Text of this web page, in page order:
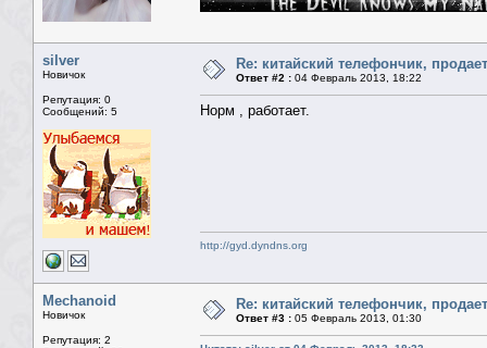
silver
Новичок
Репутация: 0
Сообщений: 5
Re: китайский телефончик,
Ответ #2 : 04 Февраль 2013, 18:22
Норм , работает.
http://gyd.dyndns.org
Mechanoid
Новичок
Репутация: 2
Re: китайский телефончик,
Ответ #3 : 05 Февраль 2013, 01:30